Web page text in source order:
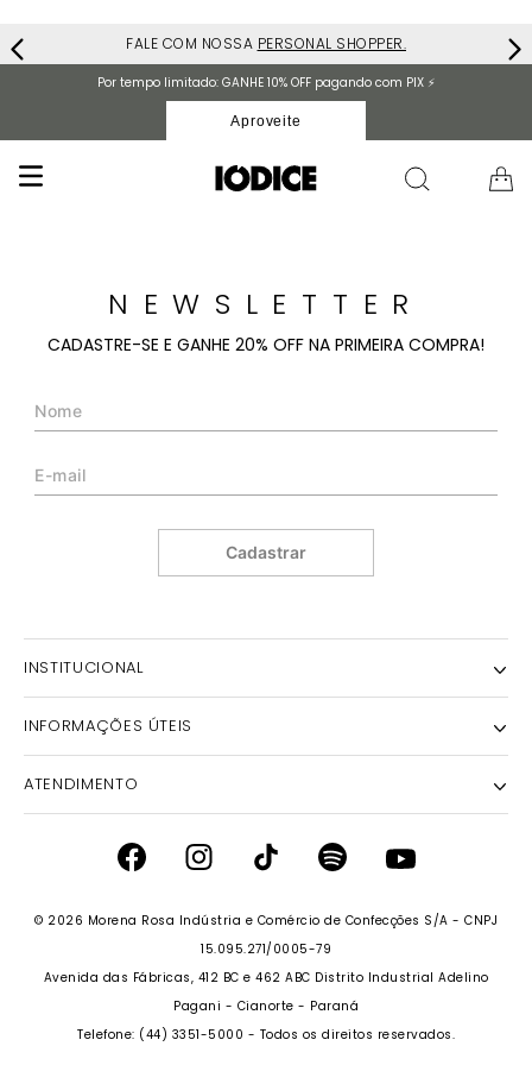
FALE COM NOSSA PERSONAL SHOPPER.
Por tempo limitado: GANHE 10% OFF pagando com PIX ⚡️
Aproveite
NEWSLETTER
CADASTRE-SE E GANHE 20% OFF NA PRIMEIRA COMPRA!
Cadastrar
INSTITUCIONAL
NOSSA HISTÓRIA
NOSSAS LOJAS
POLÍTICA DE PRIVACIDADE
INSTITUTO MORENA ROSA
SEJA UM FRANQUEADO
INFORMAÇÕES ÚTEIS
PERSONAL SHOPPER
ATENDIMENTO
FALECONOSCO@IODICE.COM.BR
DAS 08 ÀS 18H
© 2026 Morena Rosa Indústria e Comércio de Confecções S/A - CNPJ
15.095.271/0005-79
Avenida das Fábricas, 412 BC e 462 ABC Distrito Industrial Adelino
Pagani - Cianorte - Paraná
Telefone: (44) 3351-5000 - Todos os direitos reservados.